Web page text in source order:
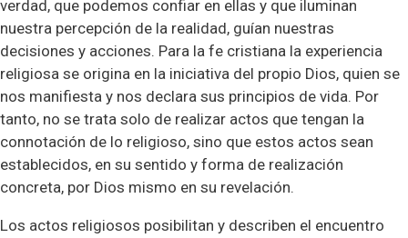
verdad, que podemos confiar en ellas y que iluminan
nuestra percepción de la realidad, guían nuestras
decisiones y acciones. Para la fe cristiana la experiencia
religiosa se origina en la iniciativa del propio Dios, quien se
nos manifiesta y nos declara sus principios de vida. Por
tanto, no se trata solo de realizar actos que tengan la
connotación de lo religioso, sino que estos actos sean
establecidos, en su sentido y forma de realización
concreta, por Dios mismo en su revelación.
Los actos religiosos posibilitan y describen el encuentro